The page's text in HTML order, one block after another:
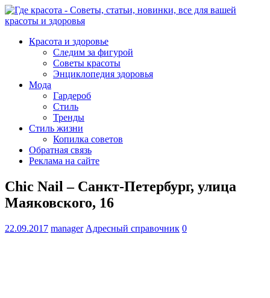
Красота и здоровье
Следим за фигурой
Советы красоты
Энциклопедия здоровья
Мода
Гардероб
Стиль
Тренды
Стиль жизни
Копилка советов
Обратная связь
Реклама на сайте
Chic Nail – Санкт-Петербург, улица
Маяковского, 16
22.09.2017 manager Адресный справочник 0